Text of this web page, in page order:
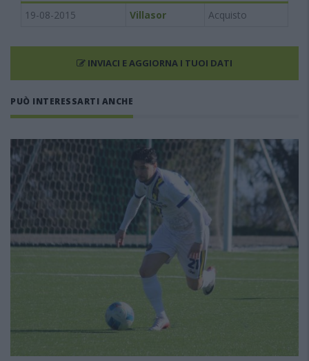
19-08-2015
Villasor Acquisto
INVIACI E AGGIORNA I TUOI DATI
PUÒ INTERESSARTI ANCHE